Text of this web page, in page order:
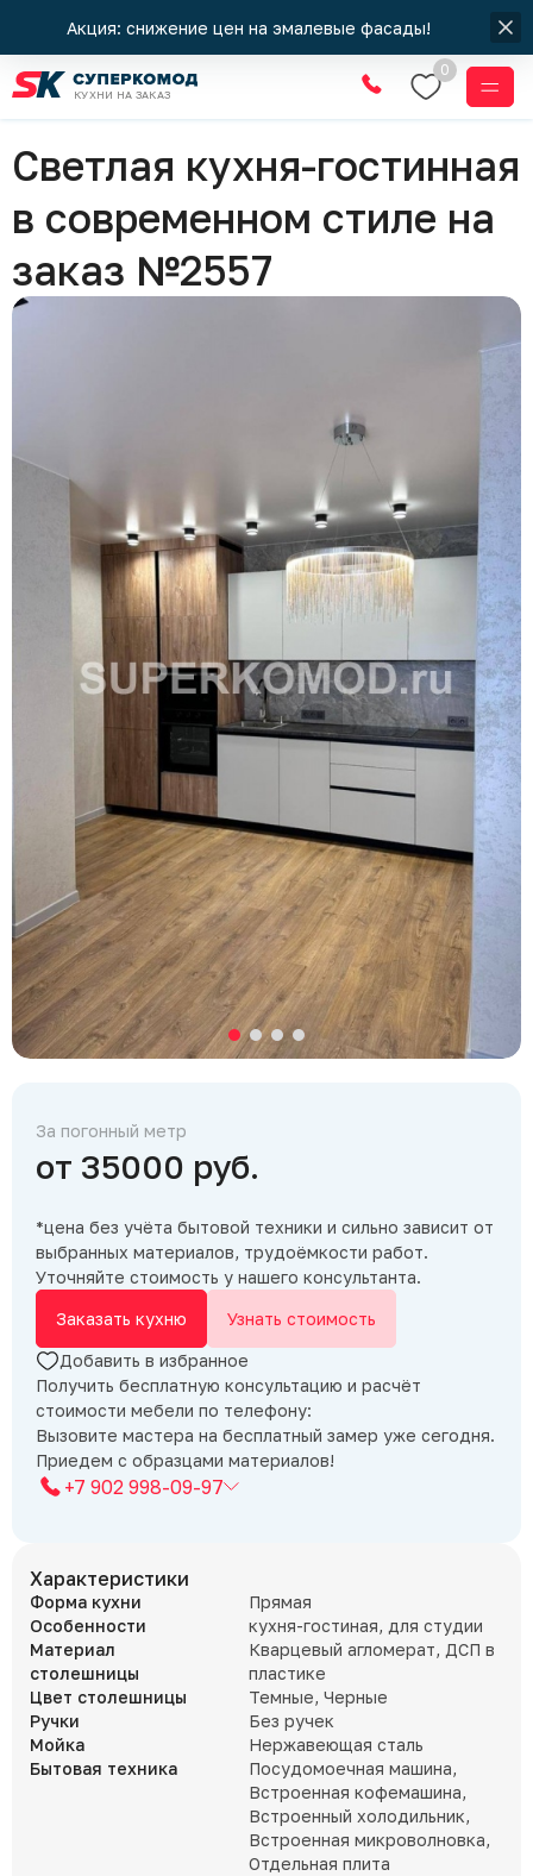
Акция: снижение цен на эмалевые фасады!
КУХНИ НА ЗАКАЗ
0
Кухни
Светлая кухня-гостинная
в современном стиле на
заказ №2557
За погонный метр
от 35000 руб.
*цена без учёта бытовой техники и сильно зависит от
выбранных материалов, трудоёмкости работ.
Уточняйте стоимость у нашего консультанта.
Заказать кухню Узнать стоимость
Добавить в избранное
Получить бесплатную консультацию и расчёт
стоимости мебели по телефону:
Вызовите мастера на бесплатный замер уже сегодня.
Приедем с образцами материалов!
+7 902 998-09-97
Характеристики
Форма кухни
Прямая
Особенности
кухня-гостиная, для студии
Материал
столешницы
Кварцевый агломерат, ДСП в
пластике
Цвет столешницы
Темные, Черные
Ручки
Без ручек
Мойка
Нержавеющая сталь
Бытовая техника
Посудомоечная машина,
Встроенная кофемашина,
Встроенный холодильник,
Встроенная микроволновка,
Отдельная плита